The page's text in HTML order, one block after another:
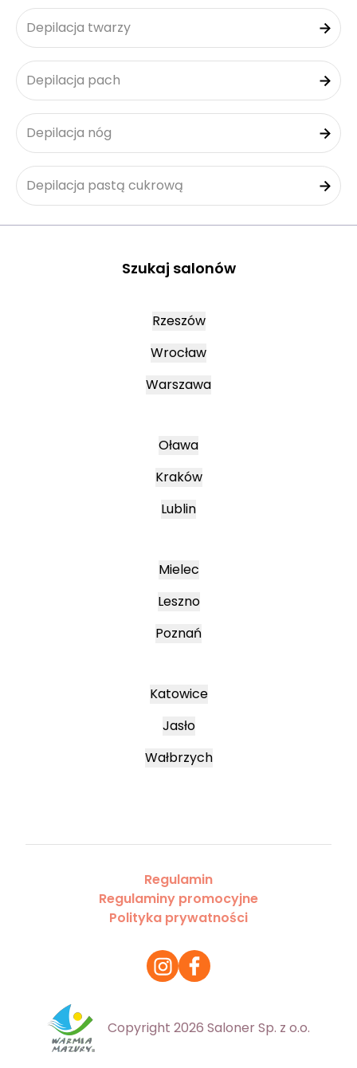
Depilacja twarzy
Depilacja pach
Depilacja nóg
Depilacja pastą cukrową
Szukaj salonów
Rzeszów
Wrocław
Warszawa
Oława
Kraków
Lublin
Mielec
Leszno
Poznań
Katowice
Jasło
Wałbrzych
Regulamin
Regulaminy promocyjne
Polityka prywatności
Copyright 2026 Saloner Sp. z o.o.